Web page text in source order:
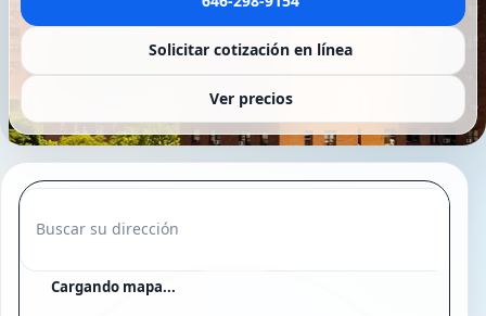
Solicitar cotización en línea
Ver precios
Buscar su dirección
Cargando mapa...